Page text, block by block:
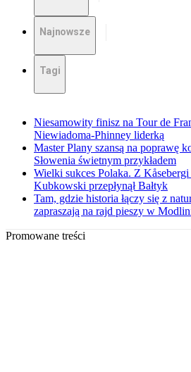
Najnowsze
Tagi
Niesamowity finisz na Tour de
Niewiadoma-Phinney liderką
Master Plany szansą na poprawę
Słowenia świetnym przykładem
Wielki sukces Polaka. Z
Kubkowski przepłynął Bałtyk
Tam, gdzie historia łączy się z
zapraszają na rajd pieszy w
Promowane treści